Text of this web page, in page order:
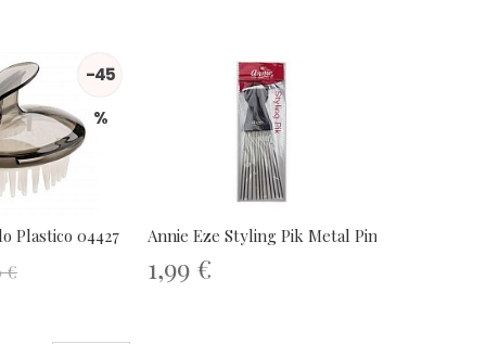
-45
%
Plastico 04427
€
Annie Eze Styling Pik Metal Pins Long
1,99 €